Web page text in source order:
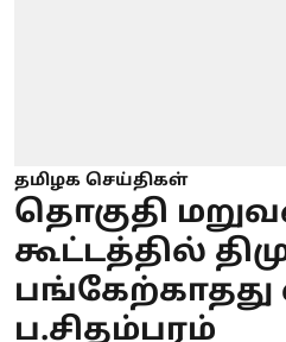
தமிழக செய்திகள்
தொகுதி
கூட்டத்தில்
பங்கேற்காதது
ப.சிதம்பரம்